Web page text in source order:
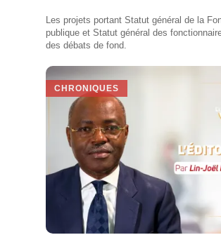
Les projets portant Statut général de la
publique et Statut général des
des débats de fond.
CHRONIQUES